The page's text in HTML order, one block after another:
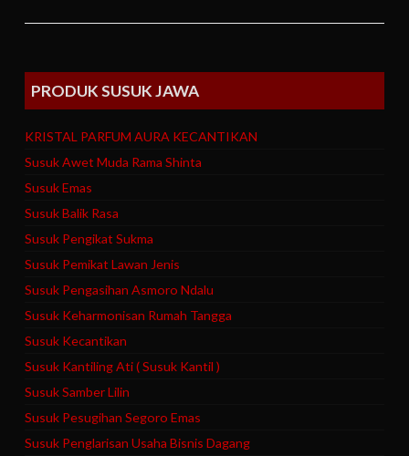
PRODUK SUSUK JAWA
KRISTAL PARFUM AURA KECANTIKAN
Susuk Awet Muda Rama Shinta
Susuk Emas
Susuk Balik Rasa
Susuk Pengikat Sukma
Susuk Pemikat Lawan Jenis
Susuk Pengasihan Asmoro Ndalu
Susuk Keharmonisan Rumah Tangga
Susuk Kecantikan
Susuk Kantiling Ati ( Susuk Kantil )
Susuk Samber Lilin
Susuk Pesugihan Segoro Emas
Susuk Penglarisan Usaha Bisnis Dagang